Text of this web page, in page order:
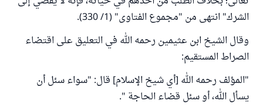
الشرك" انتهى من "مجموع الفتاوى" (1/ 330).
وقال الشيخ ابن عثيمين رحمه الله في التعليق على اقتضاء
الصراط المستقيم:
"المؤلف رحمه الله [أي شيخ الإسلام] قال: "سواء سئل أن
يسأل الله، أو سئل قضاء الحاجة ".